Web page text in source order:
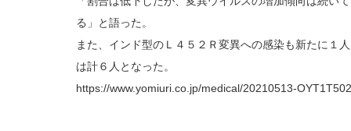
る」と語った。
また、インド型のＬ４５２Ｒ変異への感染も新たに１
は計６人となった。
https://www.yomiuri.co.jp/medical/20210513-